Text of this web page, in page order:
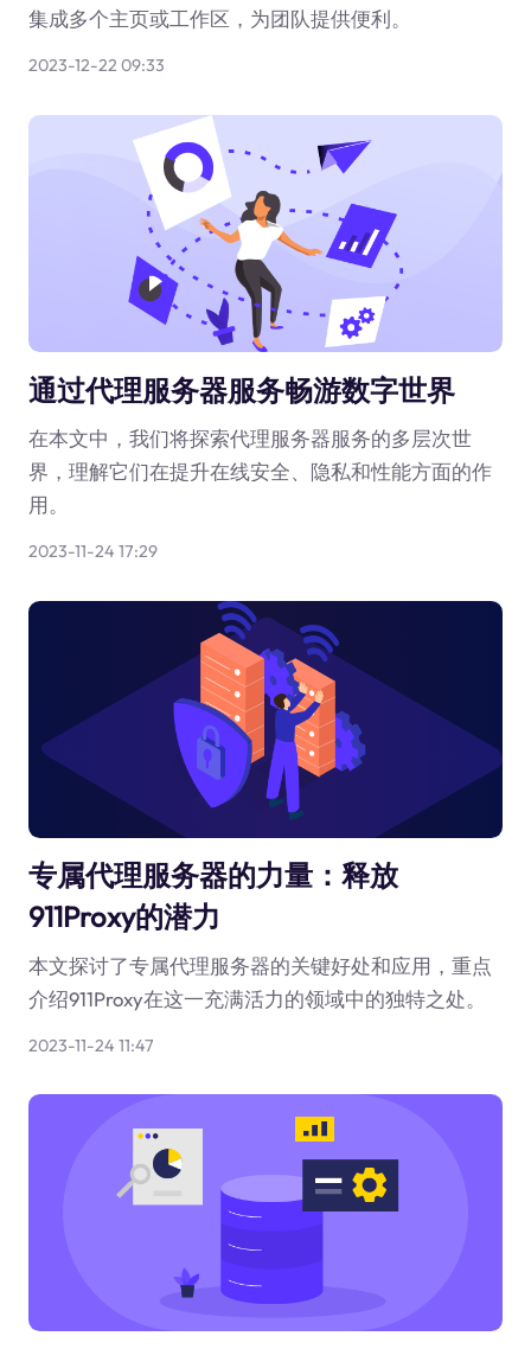
集成多个主页或工作区，为团队提供便利。
2023-12-22 09:33
通过代理服务器服务畅游数字世界
在本文中，我们将探索代理服务器服务的多层次世
界，理解它们在提升在线安全、隐私和性能方面的作
用。
2023-11-24 17:29
专属代理服务器的力量：释放
911Proxy的潜力
本文探讨了专属代理服务器的关键好处和应用，重点
介绍911Proxy在这一充满活力的领域中的独特之处。
2023-11-24 11:47